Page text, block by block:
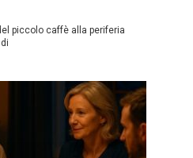
piccolo caffè alla periferia